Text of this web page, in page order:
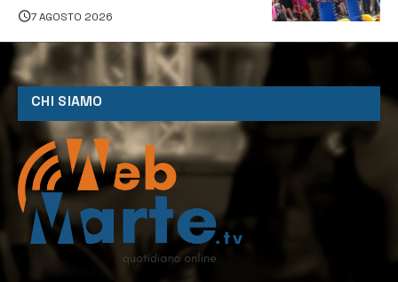
tutti
7 AGOSTO 2026
CHI SIAMO